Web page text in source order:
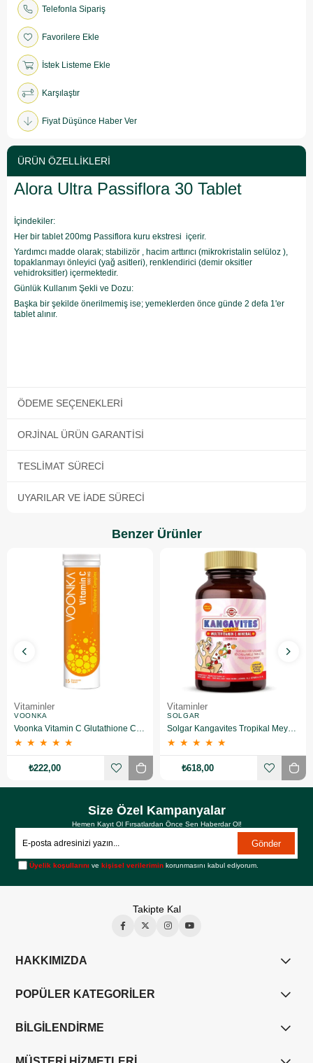
Telefonla Sipariş
Favorilere Ekle
İstek Listeme Ekle
Karşılaştır
Fiyat Düşünce Haber Ver
ÜRÜN ÖZELLIKLERI
Alora Ultra Passiflora 30 Tablet
İçindekiler:
Her bir tablet 200mg Passiflora kuru ekstresi içerir.
Yardımcı madde olarak; stabilizör , hacim arttırıcı (mikrokristalin selüloz ),
topaklanmayı önleyici (yağ asitleri), renklendirici (demir oksitler
vehidroksitler) içermektedir.
Günlük Kullanım Şekli ve Dozu:
Başka bir şekilde önerilmemiş ise; yemeklerden önce günde 2 defa 1'er
tablet alınır.
ÖDEME SEÇENEKLERI
ORJINAL ÜRÜN GARANTISI
TESLIMAT SÜRECI
UYARILAR VE İADE SÜRECI
Benzer Ürünler
Vitaminler
VOONKA
Voonka Vitamin C Glutathione Complex Efervesan 15 Tablet
★ ★ ★ ★ ★
₺222,00
Vitaminler
SOLGAR
Solgar Kangavites Tropikal Meyve Aromalı 60 Tablet
★ ★ ★ ★ ★
₺618,00
Size Özel Kampanyalar
Hemen Kayıt Ol Fırsatlardan Önce Sen Haberdar Ol!
Gönder
Üyelik koşullarını vekişisel verilerimin korunmasını kabul ediyorum.
Takipte Kal
HAKKIMIZDA
POPÜLER KATEGORİLER
BİLGİLENDİRME